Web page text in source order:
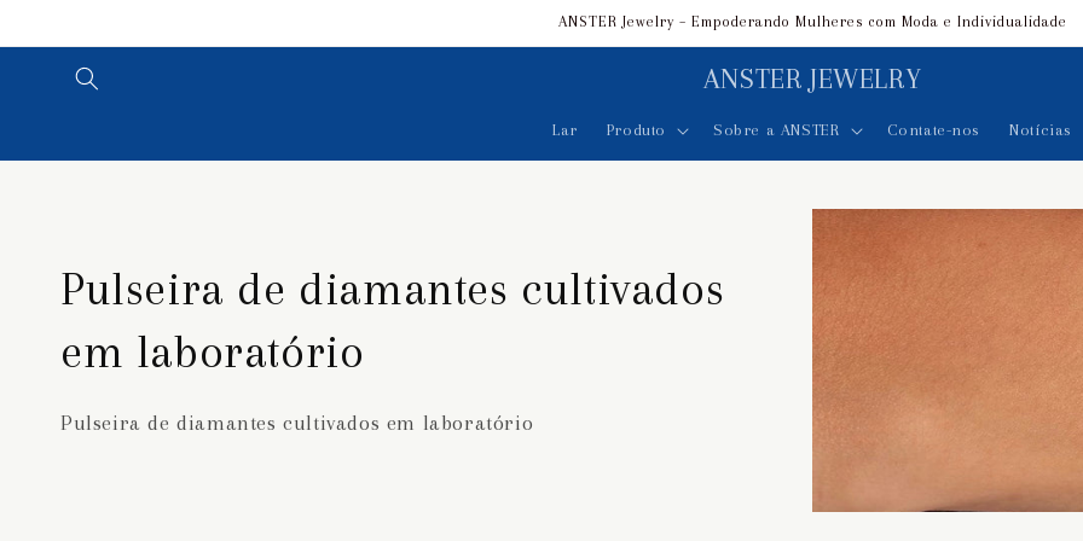
conteúdo
ANSTER Jewelry – Empoderando Mulheres com Moda e Individualidade
ANSTER JEWELRY
Lar Produto Sobre a ANSTER Contate-nos Notícias
C
o
l
Pulseira de diamantes cultivados
em laboratório
Pulseira de diamantes cultivados em laboratório